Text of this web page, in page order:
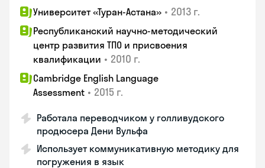
Университет «Туран-Астана» • 2013 г.
Республиканский научно-методический
центр развития ТПО и присвоения
квалификации • 2010 г.
Cambridge English Language
Assessment • 2015 г.
Работала переводчиком у голливудского
продюсера Дени Вульфа
Использует коммуникативную методику для
погружения в язык